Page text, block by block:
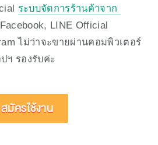
ระบบจัดการร้านค้าจาก
LINE Official
ไม่ว่าจะขายผ่านคอมพิวเตอร์
ฯ รองรับค่ะ
สมัครใช้งาน